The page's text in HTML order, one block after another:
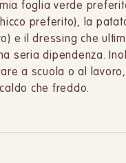
foglia verde
preferito), la
e il dressing che
seria dipendenza.
a scuola o al
che freddo.